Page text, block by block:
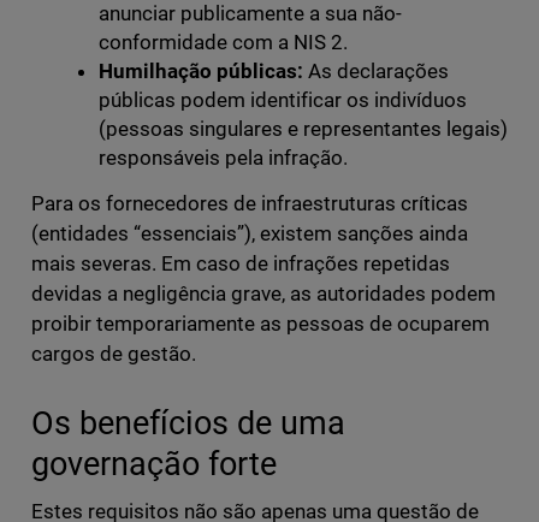
anunciar publicamente a sua não-
conformidade com a NIS 2.
Humilhação públicas: As declarações
públicas podem identificar os indivíduos
(pessoas singulares e representantes legais)
responsáveis pela infração.
Para os fornecedores de infraestruturas críticas
(entidades “essenciais”), existem sanções ainda
mais severas. Em caso de infrações repetidas
devidas a negligência grave, as autoridades podem
proibir temporariamente as pessoas de ocuparem
cargos de gestão.
Os benefícios de uma
governação forte
Estes requisitos não são apenas uma questão de